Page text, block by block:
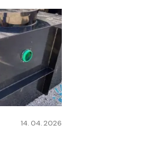
14. 04. 2026